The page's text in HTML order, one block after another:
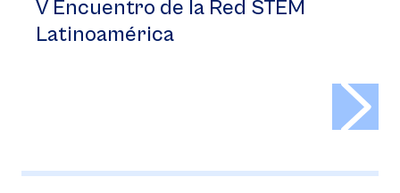
V Encuentro de la Red STEM
Latinoamérica